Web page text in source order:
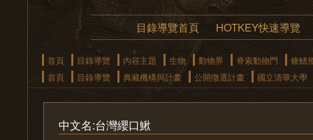
目錄導覽首頁 HOTKEY快速導覽
首頁 目錄導覽 內容主題 生物 動物界 脊索動物門
條鰭
首頁
目錄導覽 典藏機構與計畫 公開徵選計畫 國立清華大學
中文名:台灣纓口鰍